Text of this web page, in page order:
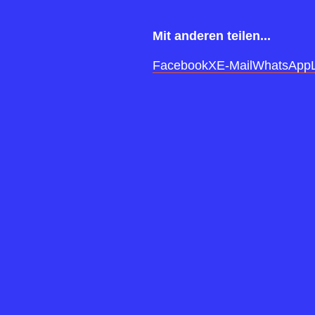
Mit anderen teilen...
FacebookXE-Mail WhatsApp